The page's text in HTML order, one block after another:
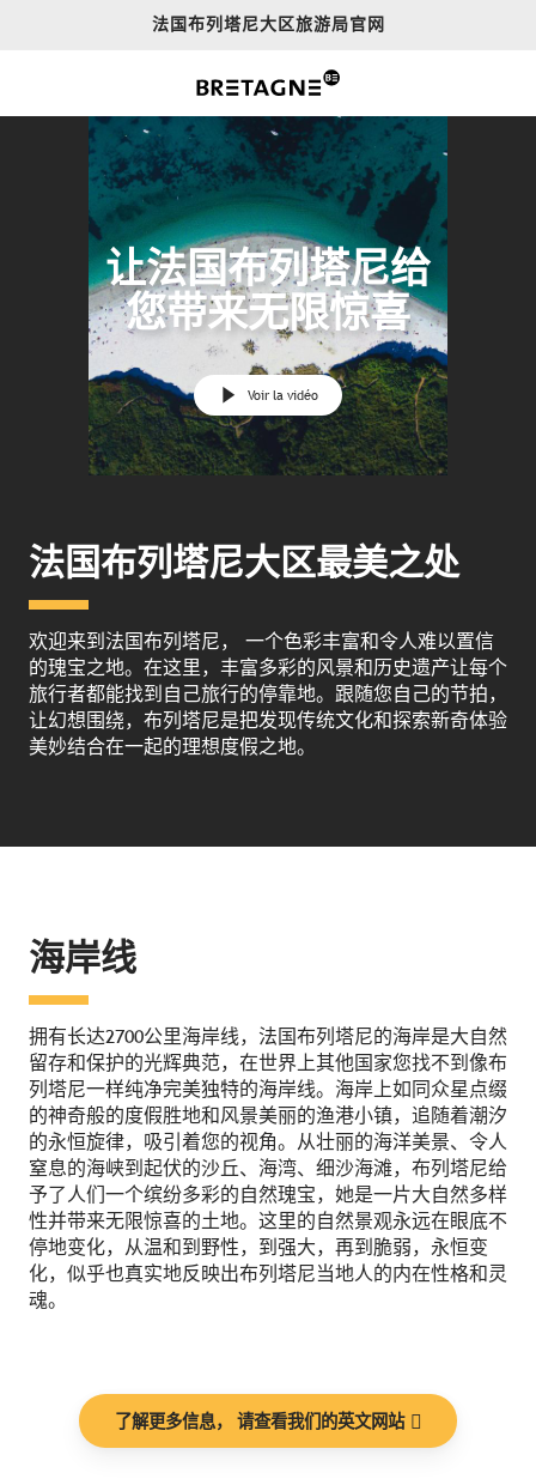
法国布列塔尼大区旅游局官网
让法国布列塔尼给
您带来无限惊喜
Voir la vidéo
法国布列塔尼大区最美之处
欢迎来到法国布列塔尼， 一个色彩丰富和令人难以置信
的瑰宝之地。在这里，丰富多彩的风景和历史遗产让每个
旅行者都能找到自己旅行的停靠地。跟随您自己的节拍，
让幻想围绕，布列塔尼是把发现传统文化和探索新奇体验
美妙结合在一起的理想度假之地。
海岸线
拥有长达2700公里海岸线，法国布列塔尼的海岸是大自然
留存和保护的光辉典范，在世界上其他国家您找不到像布
列塔尼一样纯净完美独特的海岸线。海岸上如同众星点缀
的神奇般的度假胜地和风景美丽的渔港小镇，追随着潮汐
的永恒旋律，吸引着您的视角。从壮丽的海洋美景、令人
窒息的海峡到起伏的沙丘、海湾、细沙海滩，布列塔尼给
予了人们一个缤纷多彩的自然瑰宝，她是一片大自然多样
性并带来无限惊喜的土地。这里的自然景观永远在眼底不
停地变化，从温和到野性，到强大，再到脆弱，永恒变
化，似乎也真实地反映出布列塔尼当地人的内在性格和灵
魂。
了解更多信息， 请查看我们的英文网站